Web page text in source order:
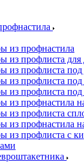
из профнастила
из профлиста для
из профлиста под
из профлиста
из профлиста
из профнастила
из профлиста
из профнастила
из профлиста с